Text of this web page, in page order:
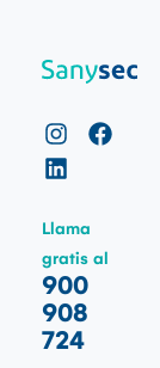
Llama
gratis al
900
908
724